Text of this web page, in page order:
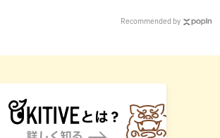
Recommended by